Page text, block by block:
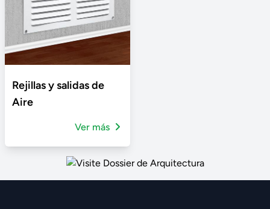
Rejillas y salidas de
Aire
Ver más